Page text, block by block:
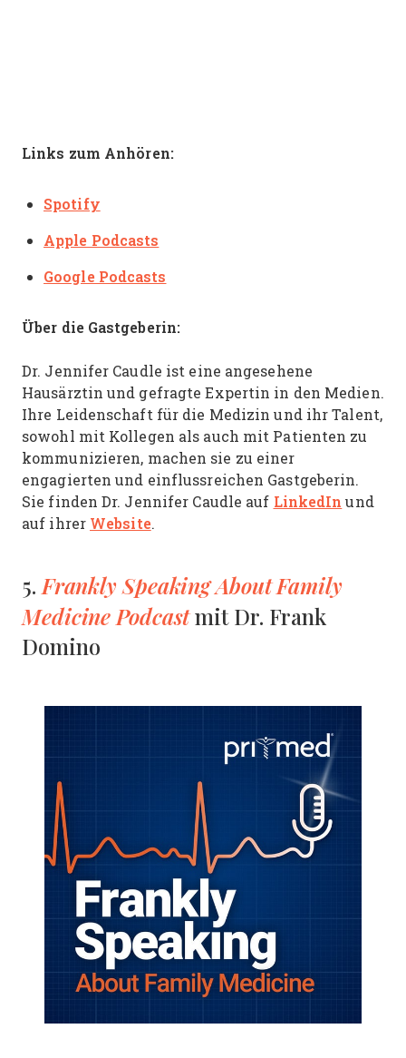
Links zum Anhören:
Spotify
Apple Podcasts
Google Podcasts
Über die Gastgeberin:
Dr. Jennifer Caudle ist eine angesehene
Hausärztin und gefragte Expertin in den Medien.
Ihre Leidenschaft für die Medizin und ihr Talent,
sowohl mit Kollegen als auch mit Patienten zu
kommunizieren, machen sie zu einer
engagierten und einflussreichen Gastgeberin.
Sie finden Dr. Jennifer Caudle auf LinkedIn und
auf ihrer Website.
5.Frankly Speaking About Family
Medicine Podcastmit Dr. Frank
Domino